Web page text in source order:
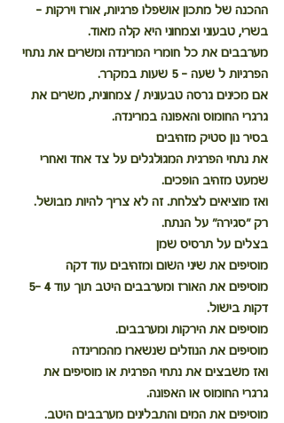
ההכנה של מתכון אושפלו פרגיות, אורז וירקות -
בשרי, טבעוני וצמחוני היא קלה מאוד.
מערבבים את כל חומרי המרינדה ומשרים את נתחי
הפרגיות ל שעה - 5 שעות במקרר.
אם מכינים גרסה טבעונית / צמחונית, משרים את
גרגרי החומוס והאפונה במרינדה.
בסיר נון סטיק מזהיבים
את נתחי הפרגית המגולגלים על צד אחד ואחרי
שמעט מזהיב הופכים.
ואז מוציאים לצלחת. זה לא צריך להיות מבושל.
רק "סגירה" על הנתח.
בצלים על תרסיס שמן
מוסיפים את שיני השום ומזהיבים עוד דקה
דקות בישול.
מוסיפים את הירקות ומערבבים.
מוסיפים את הנוזלים שנשארו מהמרינדה
ואז משבצים את נתחי הפרגית או מוסיפים את
גרגרי החומוס או האפונה.
מוסיפים את המים והתבלינים מערבבים היטב.